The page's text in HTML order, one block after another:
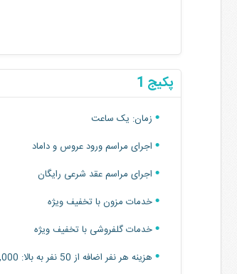
پکیج 1
زمان: یک ساعت
اجرای مراسم ورود عروس و داماد
اجرای مراسم عقد شرعی رایگان
خدمات مزون با تخفیف ویژه
خدمات گلفروشی با تخفیف ویژه
هزینه هر نفر اضافه از 50 نفر به بالا: 127,000 تومان